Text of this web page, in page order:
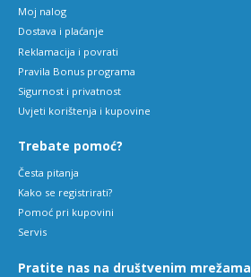
Moj nalog
Dostava i plaćanje
Reklamacija i povrati
Pravila Bonus programa
Sigurnost i privatnost
Uvjeti korištenja i kupovine
Trebate pomoć?
Česta pitanja
Kako se registrirati?
Pomoć pri kupovini
Servis
Pratite nas na društvenim mrežama